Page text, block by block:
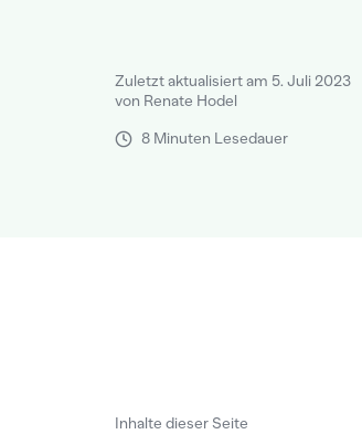
Zuletzt aktualisiert am 5. Juli 2023
von Renate Hodel
8 Minuten Lesedauer
Inhalte dieser Seite